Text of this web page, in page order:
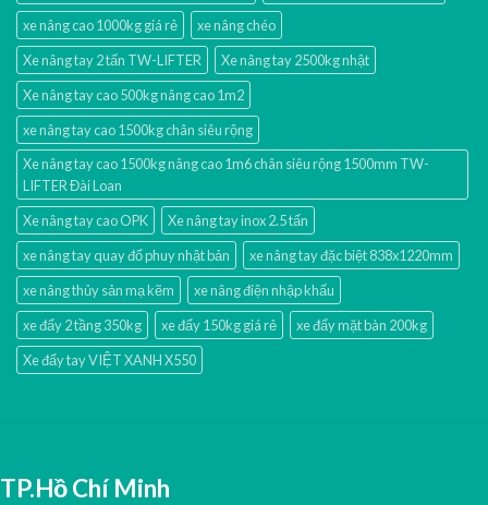
xe nâng cao 1000kg giá rẻ
xe nâng chéo
Xe nâng tay 2 tấn TW-LIFTER
Xe nâng tay 2500kg nhật
Xe nâng tay cao 500kg nâng cao 1m2
xe nâng tay cao 1500kg chân siêu rộng
Xe nâng tay cao 1500kg nâng cao 1m6 chân siêu rộng 1500mm TW-
LIFTER Đài Loan
Xe nâng tay cao OPK
Xe nâng tay inox 2.5 tấn
xe nâng tay quay đổ phuy nhật bản
xe nâng tay đặc biệt 838x1220mm
xe nâng thủy sản mạ kẽm
xe nâng điện nhập khấu
xe đẩy 2 tầng 350kg
xe đẩy 150kg giá rẻ
xe đẩy mặt bàn 200kg
Xe đẩy tay VIỆT XANH X550
TP.Hồ Chí Minh